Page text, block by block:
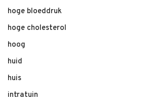
hoge bloeddruk
hoge cholesterol
hoog
huid
huis
intratuin